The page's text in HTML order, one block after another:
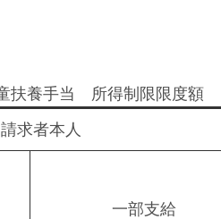
扶養手当 所得制限限度額
請求者本人
一部支給